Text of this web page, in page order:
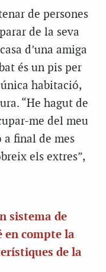
de persones
de la seva
d’una amiga
és un pis per
habitació,
“He hagut de
me del meu
final de mes
els extres”,
sistema de
en compte la
de la